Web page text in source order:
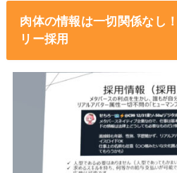
肉体の情報は一切関係なし
リー採用